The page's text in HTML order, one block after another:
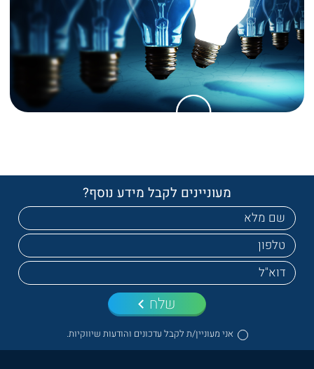
מעוניינים לקבל מידע נוסף?
אני מעוניין/ת לקבל עדכונים והודעות שיווקיות.
שלח